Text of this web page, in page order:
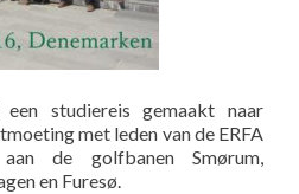
studiereis gemaakt naar
met leden van de ERFA
de golfbanen Smørum,
en Furesø.